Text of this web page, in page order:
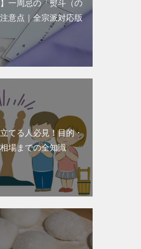
一周忌の「熨斗（の
意点｜全宗派対応版
てる人必見！目的・
場までの全知識